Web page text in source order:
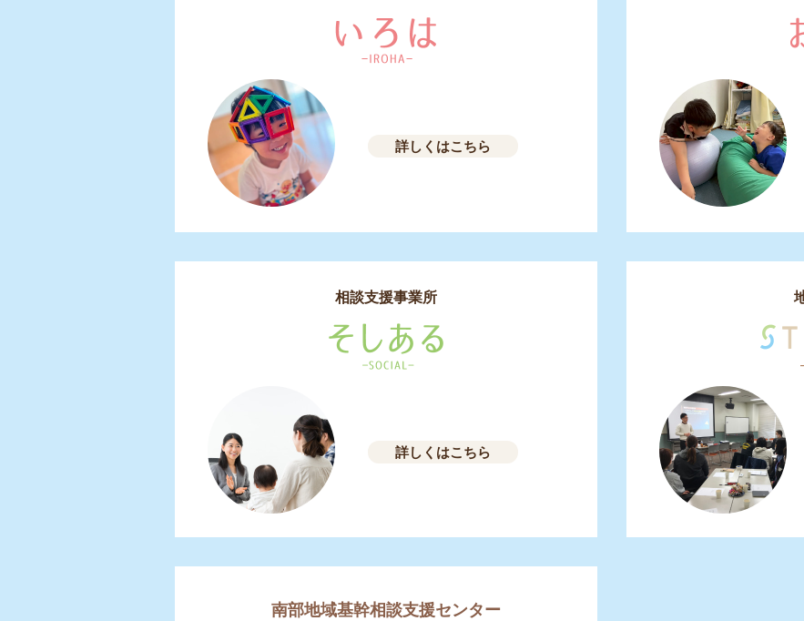
詳しくはこちら
相談支援事業所
詳しくはこちら
南部地域基幹相談支援センター